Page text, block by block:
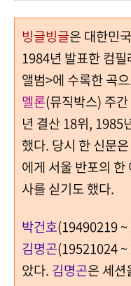
빙글빙글은 대한민
1984년 발표한 컴
앨범>에 수록한 곡
멜론(뮤직박스) 주
년 결산 18위, 1985
했다. 당시 한 신문
에게 서울 반포의
사를 싣기도 했다.
박건호(19490219
김명곤(19521024
았다. 김명곤은 세션